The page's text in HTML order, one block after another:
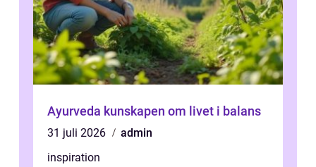
Ayurveda kunskapen om livet i balans
31 juli 2026
admin
inspiration